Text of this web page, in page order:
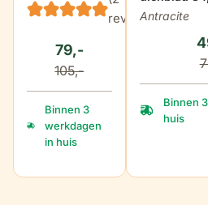
reviews)
79,-
105,-
Binnen 3
werkdagen
in huis
Antracite
Binnen
huis